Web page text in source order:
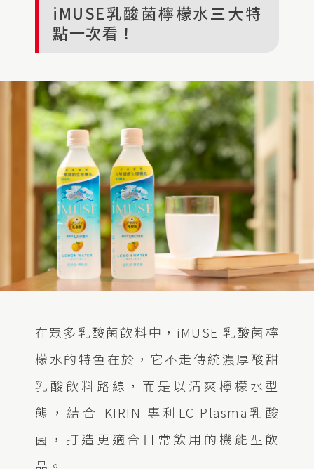
iMUSE乳酸菌檸檬水三大特
點一次看！
在眾多乳酸菌飲料中，iMUSE 乳酸菌檸
檬水的特色在於，它不走傳統濃厚酸甜
乳酸飲料路線，而是以清爽檸檬水型
態，結合 KIRIN 專利LC-Plasma乳酸
菌，打造更適合日常飲用的機能型飲
品。